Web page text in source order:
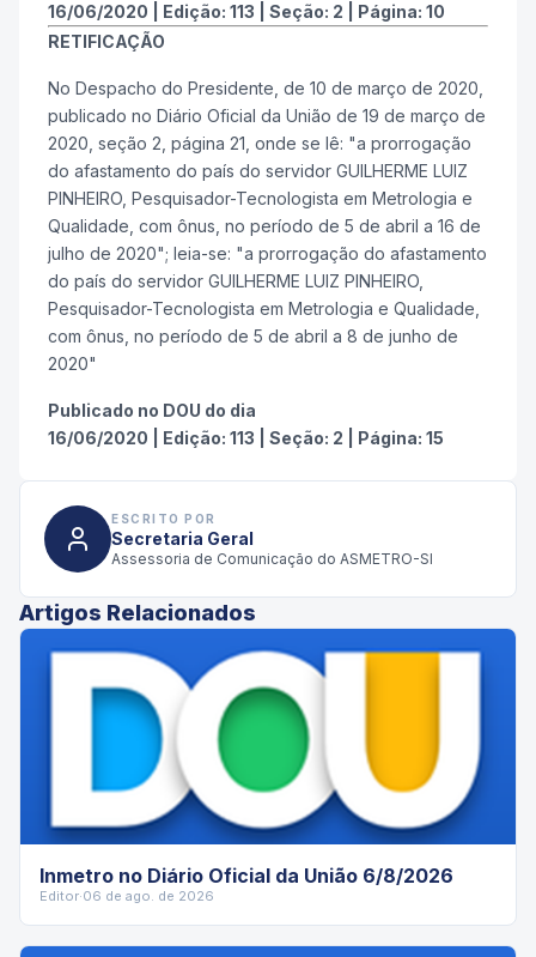
16/06/2020
Edição: 113 Seção: 2 Página: 10
RETIFICAÇÃO
No Despacho do Presidente, de 10 de março de 2020,
publicado no Diário Oficial da União de 19 de março de
2020, seção 2, página 21, onde se lê: "a prorrogação
do afastamento do país do servidor GUILHERME LUIZ
PINHEIRO, Pesquisador-Tecnologista em Metrologia e
Qualidade, com ônus, no período de 5 de abril a 16 de
julho de 2020"; leia-se: "a prorrogação do afastamento
do país do servidor GUILHERME LUIZ PINHEIRO,
Pesquisador-Tecnologista em Metrologia e Qualidade,
com ônus, no período de 5 de abril a 8 de junho de
2020"
Publicado no DOU do dia
16/06/2020
Edição: 113 Seção: 2 Página: 15
ESCRITO POR
Secretaria Geral
Assessoria de Comunicação do ASMETRO-SI
Artigos Relacionados
Inmetro no Diário Oficial da União 6/8/2026
Editor·06 de ago. de 2026